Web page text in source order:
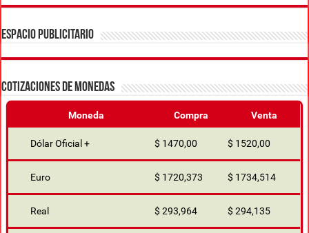
ESPACIO PUBLICITARIO
COTIZACIONES DE MONEDAS
Moneda Compra Venta
Dólar Oficial + $ 1470,00 $ 1520,00
Euro $ 1720,373 $ 1734,514
Real $ 293,964 $ 294,135